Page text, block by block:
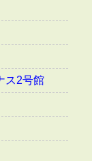
ス2号館